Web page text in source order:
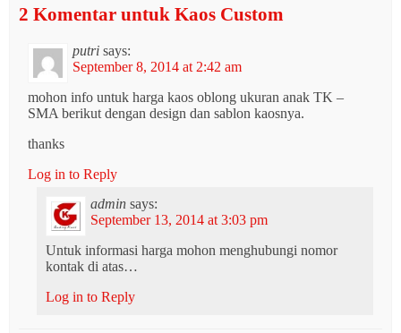
2 Komentar untuk Kaos Custom
putri says:
September 8, 2014 at 2:42 am
mohon info untuk harga kaos oblong ukuran anak TK –
SMA berikut dengan design dan sablon kaosnya.
thanks
Log in to Reply
admin says:
September 13, 2014 at 3:03 pm
Untuk informasi harga mohon menghubungi nomor
kontak di atas…
Log in to Reply